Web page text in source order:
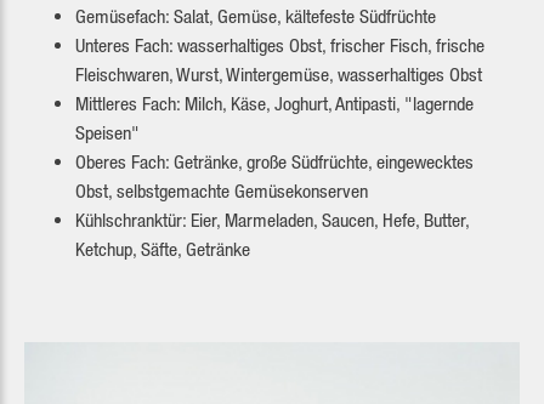
Gemüsefach: Salat, Gemüse, kältefeste Südfrüchte
Unteres Fach: wasserhaltiges Obst, frischer Fisch, frische
Fleischwaren, Wurst, Wintergemüse, wasserhaltiges Obst
Mittleres Fach: Milch, Käse, Joghurt, Antipasti, "lagernde
Speisen"
Oberes Fach: Getränke, große Südfrüchte, eingewecktes
Obst, selbstgemachte Gemüsekonserven
Kühlschranktür: Eier, Marmeladen, Saucen, Hefe, Butter,
Ketchup, Säfte, Getränke